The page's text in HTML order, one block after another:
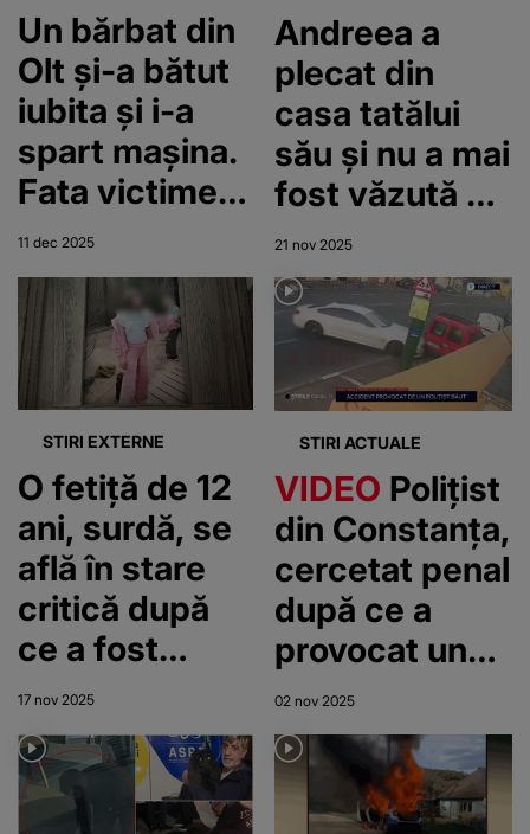
Un bărbat din
Olt și-a bătut
iubita și i-a
spart mașina.
Fata victimei a
sunat polițiștii
11 dec 2025
Andreea a
plecat din
casa tatălui
său și nu a mai
fost văzută de
atunci. Tânăra
de 38 de ani a
dispărut din
senin
21 nov 2025
STIRI EXTERNE
O fetiță de 12
ani, surdă, se
află în stare
critică după
ce a fost
împușcată de
poliție în
apartamentul
mamei ei
17 nov 2025
STIRI ACTUALE
VIDEO Polițist
din Constanța,
cercetat penal
după ce a
provocat un
accident.
Agentul era
sub influența
alcoolului
02 nov 2025